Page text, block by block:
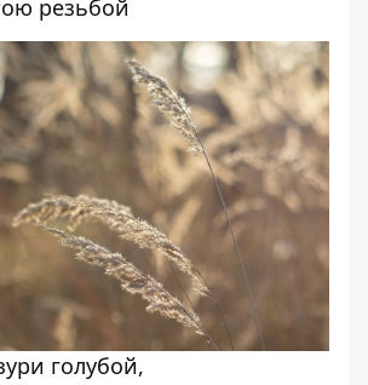
резьбой
голубой,